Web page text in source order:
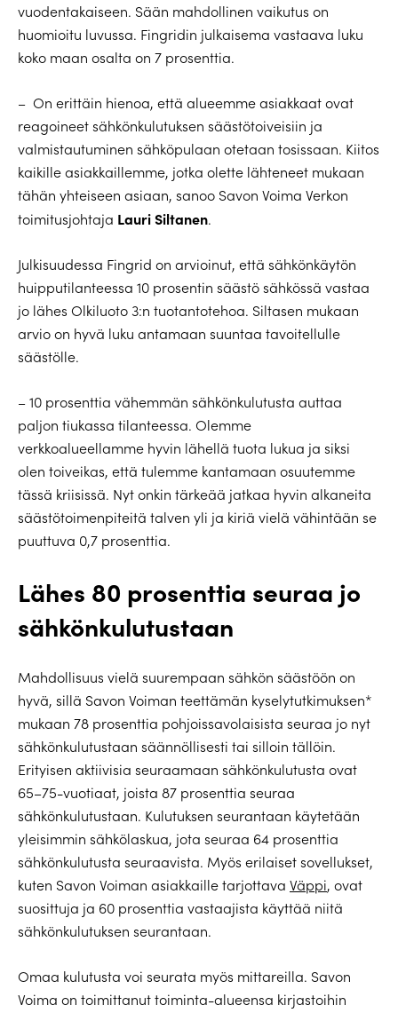
vuodentakaiseen. Sään mahdollinen vaikutus on
huomioitu luvussa. Fingridin julkaisema vastaava luku
koko maan osalta on 7 prosenttia.
– On erittäin hienoa, että alueemme asiakkaat ovat
reagoineet sähkönkulutuksen säästötoiveisiin ja
valmistautuminen sähköpulaan otetaan tosissaan. Kiitos
kaikille asiakkaillemme, jotka olette lähteneet mukaan
tähän yhteiseen asiaan, sanoo Savon Voima Verkon
toimitusjohtaja Lauri Siltanen.
Julkisuudessa Fingrid on arvioinut, että sähkönkäytön
huipputilanteessa 10 prosentin säästö sähkössä vastaa
jo lähes Olkiluoto 3:n tuotantotehoa. Siltasen mukaan
arvio on hyvä luku antamaan suuntaa tavoitellulle
säästölle.
– 10 prosenttia vähemmän sähkönkulutusta auttaa
paljon tiukassa tilanteessa. Olemme
verkkoalueellamme hyvin lähellä tuota lukua ja siksi
olen toiveikas, että tulemme kantamaan osuutemme
tässä kriisissä. Nyt onkin tärkeää jatkaa hyvin alkaneita
säästötoimenpiteitä talven yli ja kiriä vielä vähintään se
puuttuva 0,7 prosenttia.
Lähes 80 prosenttia seuraa jo
sähkönkulutustaan
Mahdollisuus vielä suurempaan sähkön säästöön on
hyvä, sillä Savon Voiman teettämän kyselytutkimuksen*
mukaan 78 prosenttia pohjoissavolaisista seuraa jo nyt
sähkönkulutustaan säännöllisesti tai silloin tällöin.
Erityisen aktiivisia seuraamaan sähkönkulutusta ovat
65–75-vuotiaat, joista 87 prosenttia seuraa
sähkönkulutustaan. Kulutuksen seurantaan käytetään
yleisimmin sähkölaskua, jota seuraa 64 prosenttia
sähkönkulutusta seuraavista. Myös erilaiset sovellukset,
kuten Savon Voiman asiakkaille tarjottava Väppi, ovat
suosittuja ja 60 prosenttia vastaajista käyttää niitä
sähkönkulutuksen seurantaan.
Omaa kulutusta voi seurata myös mittareilla. Savon
Voima on toimittanut toiminta-alueensa kirjastoihin